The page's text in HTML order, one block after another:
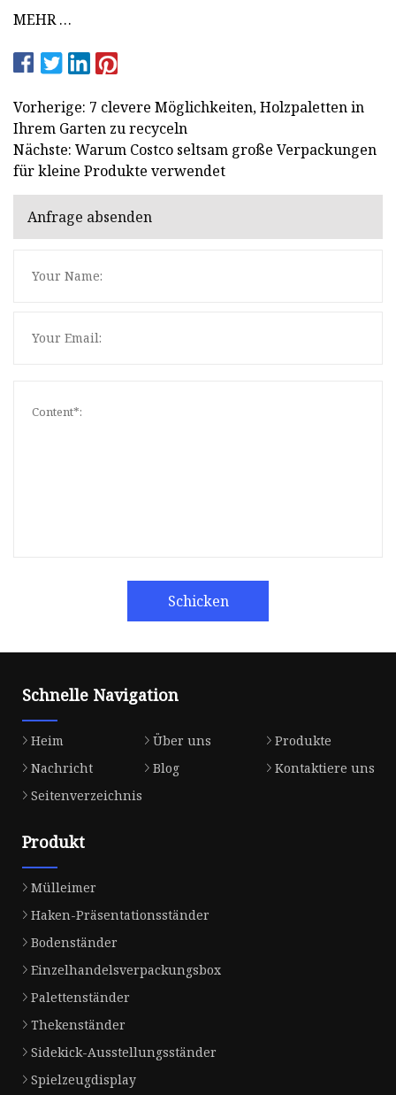
MEHR …
Vorherige: 7 clevere Möglichkeiten, Holzpaletten in
Ihrem Garten zu recyceln
Nächste: Warum Costco seltsam große Verpackungen
für kleine Produkte verwendet
Anfrage absenden
Schicken
Schnelle Navigation
Heim Über uns
Produkte
Nachricht
Blog
Kontaktiere uns
Seitenverzeichnis
Produkt
Mülleimer
Haken-Präsentationsständer
Bodenständer
Einzelhandelsverpackungsbox
Palettenständer
Thekenständer
Sidekick-Ausstellungsständer
Spielzeugdisplay